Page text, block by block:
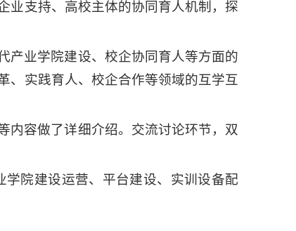
业支持、高校主体的协同育人机制，探
产业学院建设、校企协同育人等方面的
、实践育人、校企合作等领域的互学互
内容做了详细介绍。交流讨论环节，双
院建设运营、平台建设、实训设备配